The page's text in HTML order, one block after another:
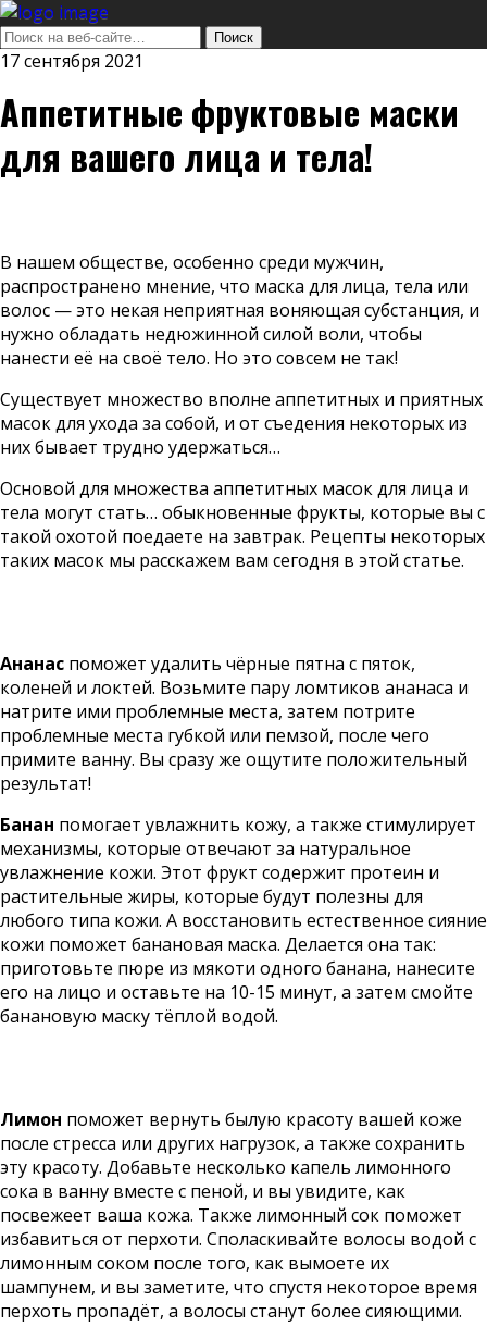
17 сентября 2021
Аппетитные фруктовые маски
для вашего лица и тела!
В нашем обществе, особенно среди мужчин,
распространено мнение, что маска для лица, тела или
волос — это некая неприятная воняющая субстанция, и
нужно обладать недюжинной силой воли, чтобы
нанести её на своё тело. Но это совсем не так!
Существует множество вполне аппетитных и приятных
масок для ухода за собой, и от съедения некоторых из
них бывает трудно удержаться…
Основой для множества аппетитных масок для лица и
тела могут стать… обыкновенные фрукты, которые вы с
такой охотой поедаете на завтрак. Рецепты некоторых
таких масок мы расскажем вам сегодня в этой статье.
Ананас поможет удалить чёрные пятна с пяток,
коленей и локтей. Возьмите пару ломтиков ананаса и
натрите ими проблемные места, затем потрите
проблемные места губкой или пемзой, после чего
примите ванну. Вы сразу же ощутите положительный
результат!
Банан помогает увлажнить кожу, а также стимулирует
механизмы, которые отвечают за натуральное
увлажнение кожи. Этот фрукт содержит протеин и
растительные жиры, которые будут полезны для
любого типа кожи. А восстановить естественное сияние
кожи поможет банановая маска. Делается она так:
приготовьте пюре из мякоти одного банана, нанесите
его на лицо и оставьте на 10-15 минут, а затем смойте
банановую маску тёплой водой.
Лимон поможет вернуть былую красоту вашей коже
после стресса или других нагрузок, а также сохранить
эту красоту. Добавьте несколько капель лимонного
сока в ванну вместе с пеной, и вы увидите, как
посвежеет ваша кожа. Также лимонный сок поможет
избавиться от перхоти. Споласкивайте волосы водой с
лимонным соком после того, как вымоете их
шампунем, и вы заметите, что спустя некоторое время
перхоть пропадёт, а волосы станут более сияющими.